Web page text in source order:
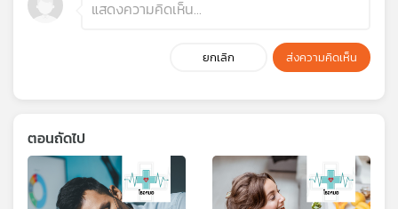
ยกเลิก ส่งความคิดเห็น
ตอนถัดไป